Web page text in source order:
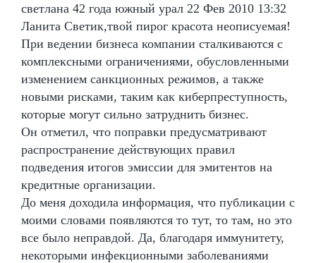
светлана 42 года южный урал 22 Фев 2010 13:32
Ланита Светик,твой пирог красота неописуемая!
При ведении бизнеса компании сталкиваются с
комплексными ограничениями, обусловленными
изменением санкционных режимов, а также
новыми рисками, таким как киберпреступность,
которые могут сильно затруднить бизнес.
Он отметил, что поправки предусматривают
распространение действующих правил
подведения итогов эмиссии для эмитентов на
кредитные организации.
До меня доходила информация, что публикации с
моими словами появляются то тут, то там, но это
все было неправдой. Да, благодаря иммунитету,
некоторыми инфекционными заболеваниями